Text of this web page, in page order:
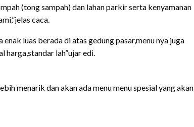
(tong sampah) dan lahan parkir serta kenyamanan
caca.
luas berada di atas gedung pasar,menu nya juga
harga,standar lah”ujar edi.
menarik dan akan ada menu menu spesial yang akan